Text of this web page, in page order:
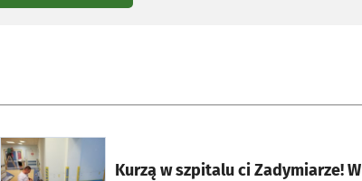
Kurzą w szpitalu ci Zadymiarze! W
otworzy się w nowej karcie